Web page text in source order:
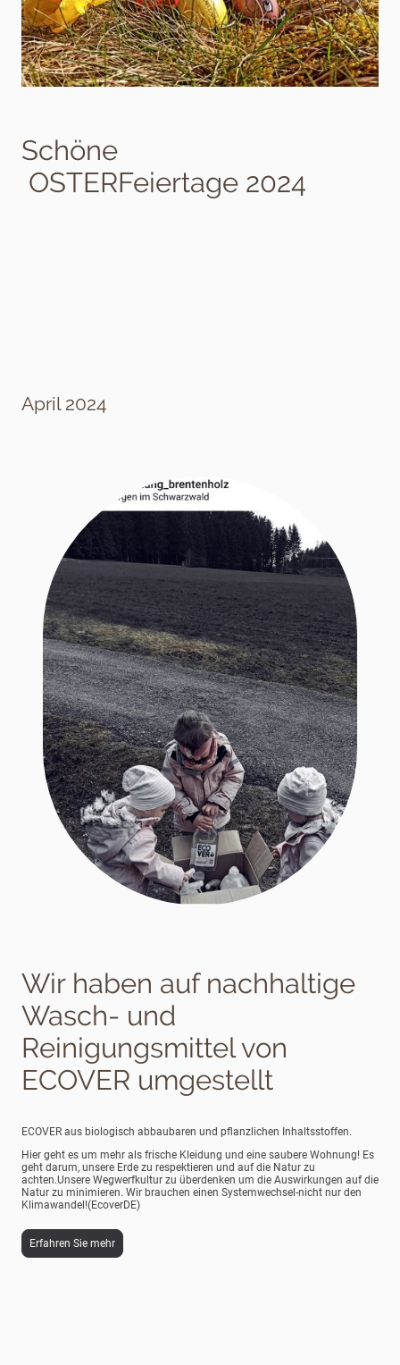
Schöne
OSTERFeiertage 2024
April 2024
Wir haben auf nachhaltige
Wasch- und
Reinigungsmittel von
ECOVER umgestellt
ECOVER aus biologisch abbaubaren und pflanzlichen Inhaltsstoffen.
Hier geht es um mehr als frische Kleidung und eine saubere Wohnung! Es
geht darum, unsere Erde zu respektieren und auf die Natur zu
achten.Unsere Wegwerfkultur zu überdenken um die Auswirkungen auf die
Natur zu minimieren. Wir brauchen einen Systemwechsel-nicht nur den
Klimawandel!(EcoverDE)
Erfahren Sie mehr